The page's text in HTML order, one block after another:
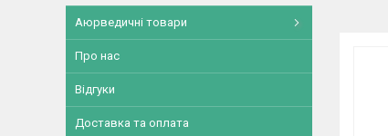
Аюрведичні товари
Про нас
Відгуки
Доставка та оплата